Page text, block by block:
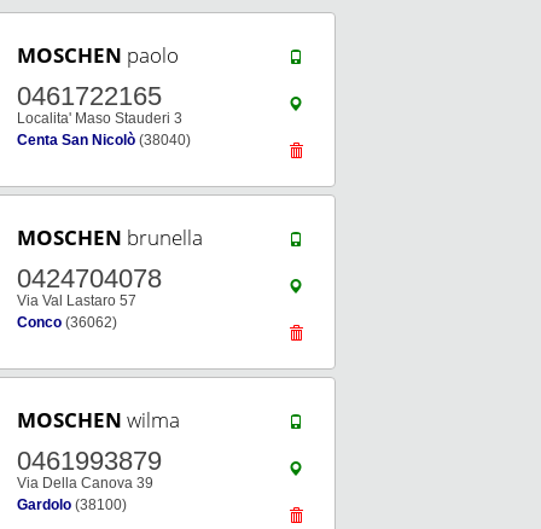
MOSCHEN paolo
0461722165
Localita' Maso Stauderi 3
Centa San Nicolò (38040)
MOSCHEN brunella
0424704078
Via Val Lastaro 57
Conco (36062)
MOSCHEN wilma
0461993879
Via Della Canova 39
Gardolo (38100)